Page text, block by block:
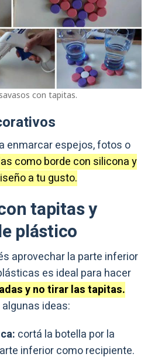
con tapitas.
enmarcar espejos, fotos o
como borde con silicona y
a tu gusto.
tapitas y
plástico
aprovechar la parte inferior
es ideal para hacer
y no tirar las tapitas.
ideas:
cortá la botella por la
inferior como recipiente.